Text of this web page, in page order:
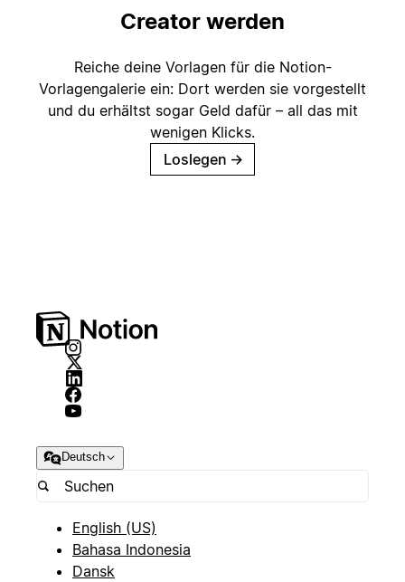
Creator werden
Reiche deine Vorlagen für die Notion-
Vorlagengalerie ein: Dort werden sie vorgestellt
und du erhältst sogar Geld dafür – all das mit
wenigen Klicks.
Loslegen →
Deutsch
English (US)
Bahasa Indonesia
Dansk